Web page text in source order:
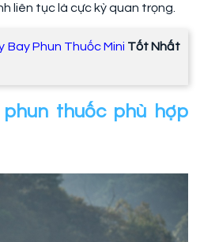
liên tục là cực kỳ quan trọng.
Bay Phun Thuốc Mini Tốt Nhất
thuốc phù hợp